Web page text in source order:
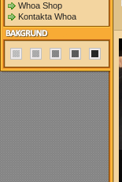
Whoa Shop
Kontakta Whoa